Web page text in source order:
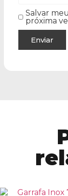
Salvar
próxima